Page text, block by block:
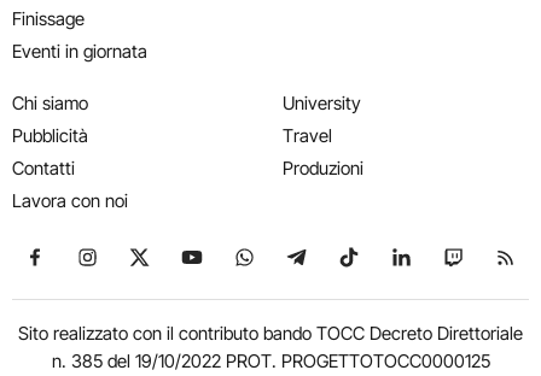
Finissage
Eventi in giornata
Chi siamo
Pubblicità
Contatti
Lavora con noi
University
Travel
Produzioni
Seguici su Facebook
Seguici su Instagram
Seguici su X
Seguici su YouTube
Seguici su WhatsApp
Seguici su Telegram
Seguici su TikTok
Seguici su
Seguici
Sito realizzato con il contributo bando TOCC Decreto Direttoriale
n. 385 del 19/10/2022 PROT. PROGETTOTOCC0000125